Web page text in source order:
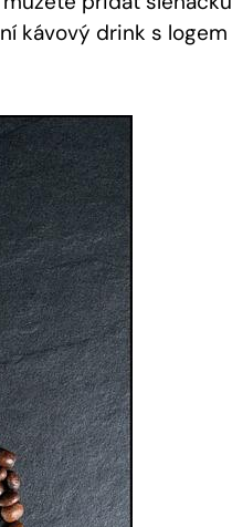
kávový drink s logem